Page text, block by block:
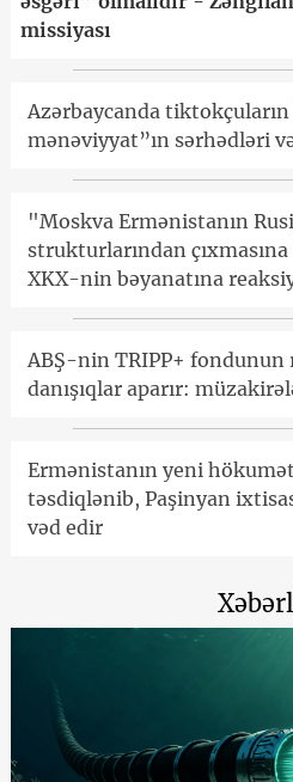
missiyası
Azərbaycanda
mənəviyyat”ın sərhədləri
"Moskva Ermənistanın
strukturlarından
XKX-nin bəyanatına
ABŞ-nin TRIPP+
danışıqlar aparır:
Ermənistanın yeni
təsdiqlənib, Paşinyan
vəd edir